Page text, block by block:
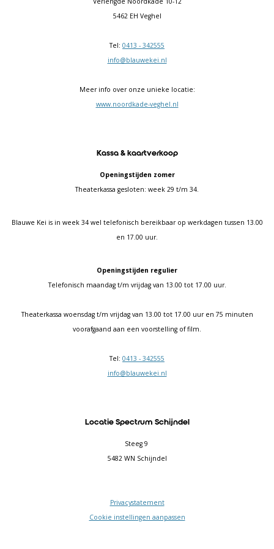
5462 EH Veghel
Tel: 0413 - 342555
info@blauwekei.nl
Meer info over onze unieke locatie:
www.noordkade-veghel.nl
Kassa & kaartverkoop
Openingstijden zomer
Theaterkassa gesloten: week 29 t/m 34.
Blauwe Kei is in week 34 wel telefonisch bereikbaar op werkdagen tussen 13.00
en 17.00 uur.
Openingstijden regulier
Telefonisch maandag t/m vrijdag van 13.00 tot 17.00 uur.
Theaterkassa woensdag t/m vrijdag van 13.00 tot 17.00 uur en 75 minuten
voorafgaand aan een voorstelling of film.
Tel: 0413 - 342555
info@blauwekei.nl
Locatie Spectrum Schijndel
Steeg 9
5482 WN Schijndel
Privacystatement
Cookie instellingen aanpassen